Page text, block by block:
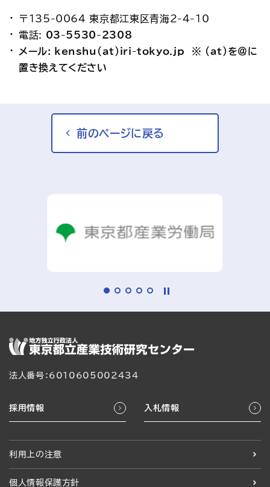
〒135-0064 東京都江東区青海2-4-10
電話: 03-5530-2308
メール: kenshu(at)iri-tokyo.jp　※ (at)を＠に
置き換えてください
前のページに戻る
法人番号：6010605002434
採用情報 入札情報
利用上の注意
個人情報保護方針